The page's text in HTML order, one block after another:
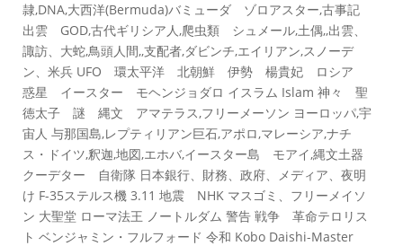
隷,DNA,大西洋(Bermuda)バミューダ ゾロアスター,古事記
出雲 GOD,古代ギリシア人,爬虫類 シュメール,土偶,,出雲、
諏訪、大蛇,鳥頭人間,,支配者,ダビンチ,エイリアン,スノーデ
ン、米兵 UFO 環太平洋 北朝鮮 伊勢 楊貴妃 ロシア
惑星 イースター モヘンジョダロ イスラム Islam 神々 聖
徳太子 謎 縄文 アマテラス,フリーメーソン ヨーロッパ,宇
宙人 与那国島,レプティリアン巨石,アポロ,マレーシア,ナチ
ス・ドイツ,釈迦,地図,エホバ,イースター島 モアイ,縄文土器
クーデター 自衛隊 日本銀行、財務、政府、メディア、夜明
け F-35ステルス機 3.11 地震 NHK マスゴミ、フリーメイソ
ン 大聖堂 ローマ法王 ノートルダム 警告 戦争 革命テロリス
ト ベンジャミン・フルフォード 令和 Kobo Daishi-Master